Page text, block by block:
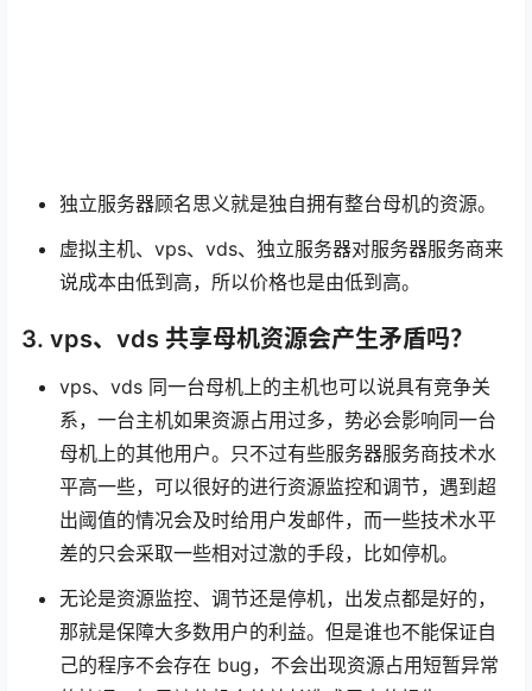
独立服务器顾名思义就是独自拥有整台母机的资源。
说成本由低到高，所以价格也是由低到高。
3. vps、vds 共享母机资源会产生矛盾吗？
vps、vds 同一台母机上的主机也可以说具有竞争关
系，一台主机如果资源占用过多，势必会影响同一台
平高一些，可以很好的进行资源监控和调节，遇到超
出阈值的情况会及时给用户发邮件，而一些技术水平
差的只会采取一些相对过激的手段，比如停机。